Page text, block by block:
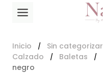
Saltar
Inicio / Sin categorizar
Calzado
/ Baletas /
negro